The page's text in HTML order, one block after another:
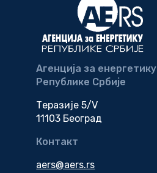
Агенција за енергетику
Републике Србије
Теразије 5/V
11103 Београд
Контакт
aers@aers.rs